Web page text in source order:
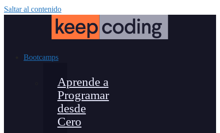
Saltar al contenido
Bootcamps
Aprende a
Programar
desde
Cero